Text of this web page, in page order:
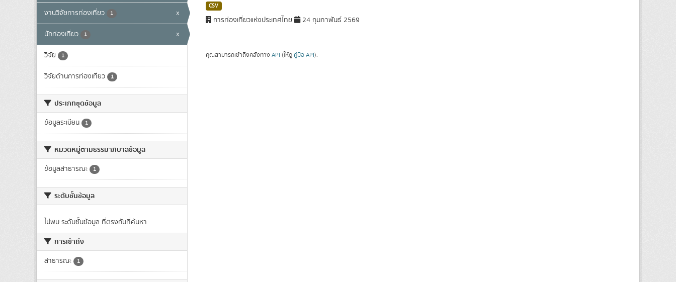
งานวิจัยการท่องเที่ยว 1 x
นักท่องเที่ยว 1 x
วิจัย 1
วิจัยด้านการท่องเที่ยว 1
ประเภทชุดข้อมูล
ข้อมูลระเบียน 1
หมวดหมู่ตามธรรมาภิบาลข้อมูล
ข้อมูลสาธารณะ 1
ระดับชั้นข้อมูล
ไม่พบ ระดับชั้นข้อมูล ที่ตรงกับที่ค้นหา
การเข้าถึง
สาธารณะ 1
CSV
การท่องเที่ยวแห่งประเทศไทย 24 กุมภาพันธ์ 2569
คุณสามารถเข้าถึงคลังทาง API (ให้ดู คู่มือ API).